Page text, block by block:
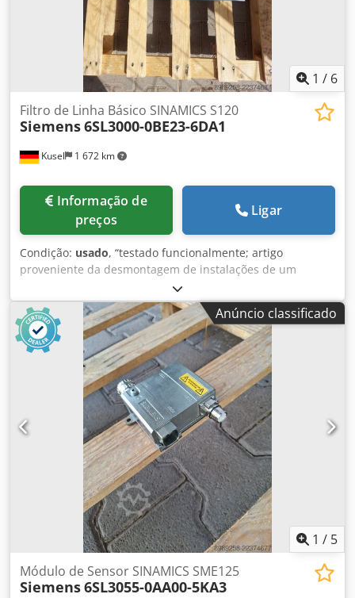
1 / 6
Kusel 1 672 km
Filtro de Linha Básico SINAMICS S120
Siemens6SL3000-0BE23-6DA1
preços
Ligar
Condição: usado, “testado funcionalmente; artigo
proveniente da desmontagem de instalações de um
fornecedor da indústria automóvel” Quantidade: 5
unidades disponíveis Chodpszm Ik Usfx Ah Aoa Fabricante:
Siemens Tipo: 6SL3000-0BE23-6DA1 Série: SINAMICS S120
Categoria: Filtro da linha básica Aplicação: Redução de
interferências transmitidas pela linha (compatibilidade
eletromagnética), cumprimento dos limites de
retroalimentação da rede de acordo com as normas EN
Corrente nominal: 23 A Tensão: 400 V CA Gama de
frequências: 50/60 Hz
Anúncio classificado
1 / 5
Módulo de Sensor SINAMICS SME125
Siemens6SL3055-0AA00-5KA3